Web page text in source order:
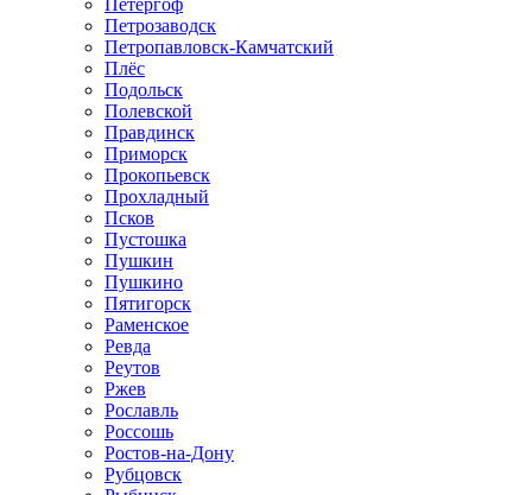
Петергоф
Петрозаводск
Петропавловск-Камчатский
Плёс
Подольск
Полевской
Правдинск
Приморск
Прокопьевск
Прохладный
Псков
Пустошка
Пушкин
Пушкино
Пятигорск
Раменское
Ревда
Реутов
Ржев
Рославль
Россошь
Ростов-на-Дону
Рубцовск